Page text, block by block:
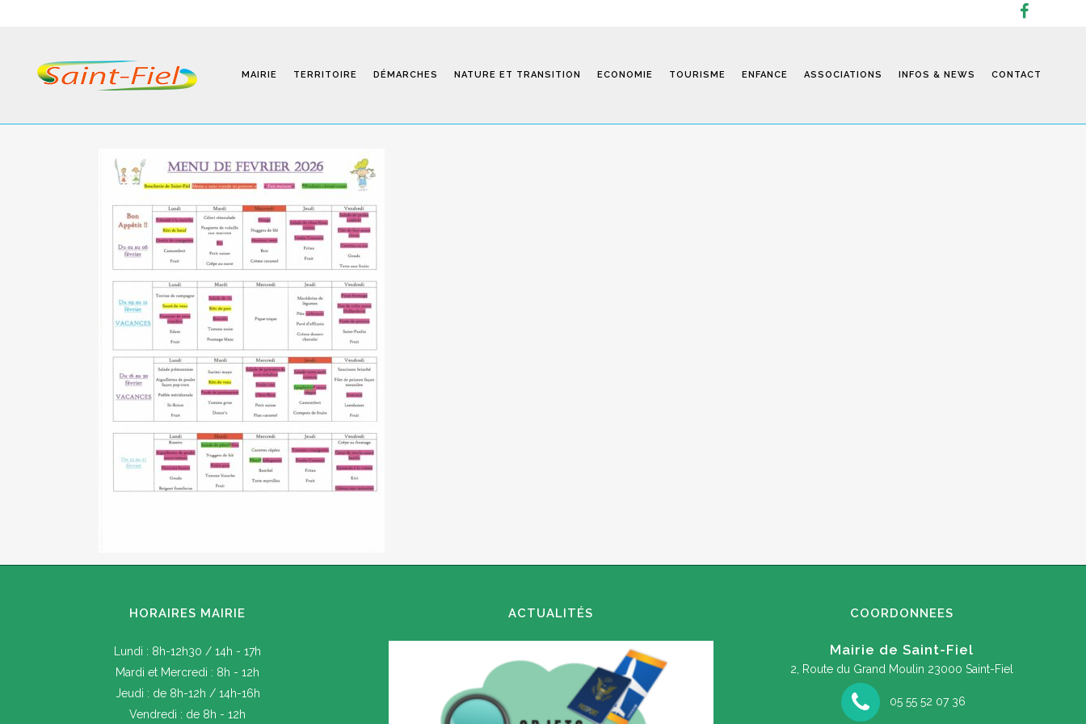
MAIRIE TERRITOIRE DÉMARCHES NATURE ET TRANSITION ECONOMIE TOURISME ENFANCE
Infos Pratiques
Modalités D’inscription
Séjours
ASSOCIATIONS INFOS & NEWS CONTACT
HORAIRES MAIRIE
Lundi : 8h-12h30 / 14h - 17h
Mardi et Mercredi : 8h - 12h
Jeudi : de 8h-12h / 14h-16h
Vendredi : de 8h - 12h
ACTUALITÉS COORDONNEES
Mairie de Saint-Fiel
2, Route du Grand Moulin 23000 Saint-Fiel
05 55 52 07 36